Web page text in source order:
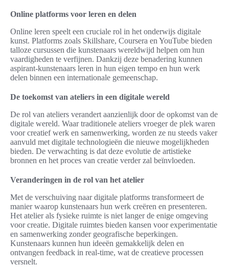
Online platforms voor leren en delen
Online leren speelt een cruciale rol in het onderwijs digitale
kunst. Platforms zoals Skillshare, Coursera en YouTube bieden
talloze cursussen die kunstenaars wereldwijd helpen om hun
vaardigheden te verfijnen. Dankzij deze benadering kunnen
aspirant-kunstenaars leren in hun eigen tempo en hun werk
delen binnen een internationale gemeenschap.
De toekomst van ateliers in een digitale wereld
De rol van ateliers verandert aanzienlijk door de opkomst van de
digitale wereld. Waar traditionele ateliers vroeger de plek waren
voor creatief werk en samenwerking, worden ze nu steeds vaker
aanvuld met digitale technologieën die nieuwe mogelijkheden
bieden. De verwachting is dat deze evolutie de artistieke
bronnen en het proces van creatie verder zal beïnvloeden.
Veranderingen in de rol van het atelier
Met de verschuiving naar digitale platforms transformeert de
manier waarop kunstenaars hun werk creëren en presenteren.
Het atelier als fysieke ruimte is niet langer de enige omgeving
voor creatie. Digitale ruimtes bieden kansen voor experimentatie
en samenwerking zonder geografische beperkingen.
Kunstenaars kunnen hun ideeën gemakkelijk delen en
ontvangen feedback in real-time, wat de creatieve processen
versnelt.